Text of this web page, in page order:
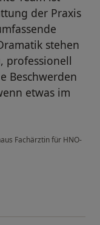
der Praxis
stehen
professionell
Beschwerden
etwas im
Fachärztin für HNO-